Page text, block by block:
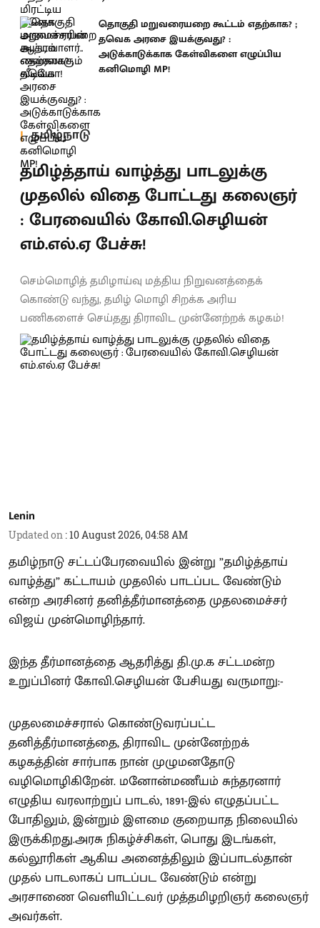
தொகுதி மறுவரையறை கூட்டம் எதற்காக? ;
தவெக அரசை இயக்குவது? :
அடுக்காடுக்காக கேள்விகளை எழுப்பிய
கனிமொழி MP!
தமிழ்நாடு
தமிழ்த்தாய் வாழ்த்து பாடலுக்கு
முதலில் விதை போட்டது கலைஞர்
: பேரவையில் கோவி.செழியன்
எம்.எல்.ஏ பேச்சு!
செம்மொழித் தமிழாய்வு மத்திய நிறுவனத்தைக்
கொண்டு வந்து, தமிழ் மொழி சிறக்க அரிய
பணிகளைச் செய்தது திராவிட முன்னேற்றக் கழகம்!
Lenin
Updated on :10 August 2026, 04:58 AM
தமிழ்நாடு சட்டப்பேரவையில் இன்று ”தமிழ்த்தாய்
வாழ்த்து” கட்டாயம் முதலில் பாடப்பட வேண்டும்
என்ற அரசினர் தனித்தீர்மானத்தை முதலமைச்சர்
விஜய் முன்மொழிந்தார்.
இந்த தீர்மானத்தை ஆதரித்து தி.மு.க சட்டமன்ற
உறுப்பினர் கோவி.செழியன் பேசியது வருமாறு:-
முதலமைச்சரால் கொண்டுவரப்பட்ட
தனித்தீர்மானத்தை, திராவிட முன்னேற்றக்
கழகத்தின் சார்பாக நான் முழுமனதோடு
வழிமொழிகிறேன். மனோன்மணீயம் சுந்தரனார்
எழுதிய வரலாற்றுப் பாடல், 1891-இல் எழுதப்பட்ட
போதிலும், இன்றும் இளமை குறையாத நிலையில்
இருக்கிறது.அரசு நிகழ்ச்சிகள், பொது இடங்கள்,
கல்லூரிகள் ஆகிய அனைத்திலும் இப்பாடல்தான்
முதல் பாடலாகப் பாடப்பட வேண்டும் என்று
அரசாணை வெளியிட்டவர் முத்தமிழறிஞர் கலைஞர்
அவர்கள்.